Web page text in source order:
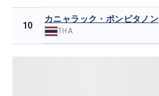
10
カニャラック・ポンピタノン
THA